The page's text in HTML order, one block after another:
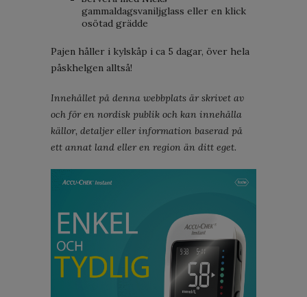
gammaldagsvaniljglass eller en klick
osötad grädde
Pajen håller i kylskåp i ca 5 dagar, över hela
påskhelgen alltså!
Innehållet på denna webbplats är skrivet av
och för en nordisk publik och kan innehålla
källor, detaljer eller information baserad på
ett annat land eller en region än ditt eget.